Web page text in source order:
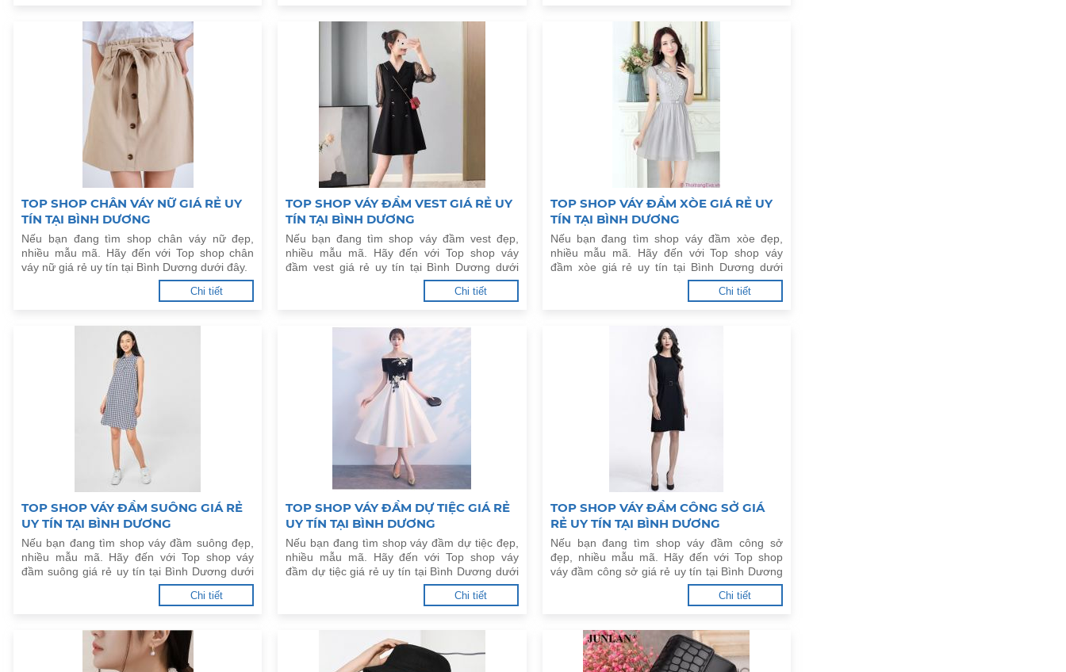
TOP SHOP CHÂN VÁY NỮ GIÁ RẺ UY
TÍN TẠI BÌNH DƯƠNG
Nếu bạn đang tìm shop chân váy nữ đẹp,
nhiều mẫu mã. Hãy đến với Top shop chân
váy nữ giá rẻ uy tín tại Bình Dương dưới đây.
Chi tiết
TOP SHOP VÁY ĐẦM VEST GIÁ RẺ UY
TÍN TẠI BÌNH DƯƠNG
Nếu bạn đang tìm shop váy đầm vest đẹp,
nhiều mẫu mã. Hãy đến với Top shop váy
đầm vest giá rẻ uy tín tại Bình Dương dưới
Chi tiết
TOP SHOP VÁY ĐẦM XÒE GIÁ RẺ UY
TÍN TẠI BÌNH DƯƠNG
Nếu bạn đang tìm shop váy đầm xòe đẹp,
nhiều mẫu mã. Hãy đến với Top shop váy
đầm xòe giá rẻ uy tín tại Bình Dương dưới
Chi tiết
TOP SHOP VÁY ĐẦM SUÔNG GIÁ RẺ
UY TÍN TẠI BÌNH DƯƠNG
Nếu bạn đang tìm shop váy đầm suông đẹp,
nhiều mẫu mã. Hãy đến với Top shop váy
đầm suông giá rẻ uy tín tại Bình Dương dưới
Chi tiết
TOP SHOP VÁY ĐẦM DỰ TIỆC GIÁ RẺ
UY TÍN TẠI BÌNH DƯƠNG
Nếu bạn đang tìm shop váy đầm dự tiệc đẹp,
nhiều mẫu mã. Hãy đến với Top shop váy
đầm dự tiệc giá rẻ uy tín tại Bình Dương dưới
Chi tiết
TOP SHOP VÁY ĐẦM CÔNG SỞ GIÁ
RẺ UY TÍN TẠI BÌNH DƯƠNG
Nếu bạn đang tìm shop váy đầm công sở
đẹp, nhiều mẫu mã. Hãy đến với Top shop
váy đầm công sở giá rẻ uy tín tại Bình Dương
Chi tiết